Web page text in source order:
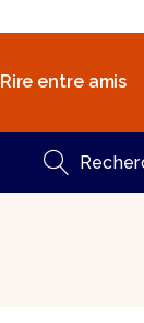
Rire entre amis